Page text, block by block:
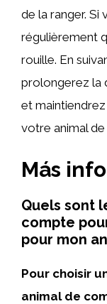
de la ranger.
régulièrement
rouille. En
prolongerez la
et
votre animal
Más
Quels sont
compte
pour mon
Pour choisir
animal de